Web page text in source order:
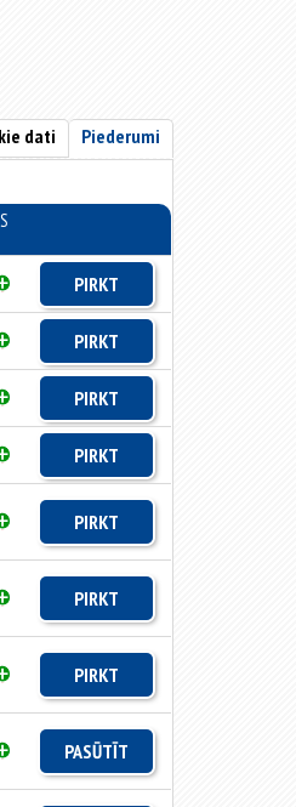
Piederumi
dati
PIRKT
PIRKT
PIRKT
PIRKT
PIRKT
PIRKT
PIRKT
PASŪTĪT